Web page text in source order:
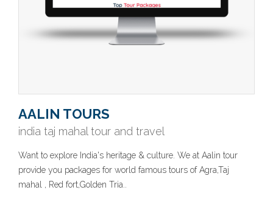
AALIN TOURS
india taj mahal tour and travel
Want to explore India's heritage & culture. We at Aalin tour
provide you packages for world famous tours of Agra,Taj
mahal , Red fort,Golden Tria..